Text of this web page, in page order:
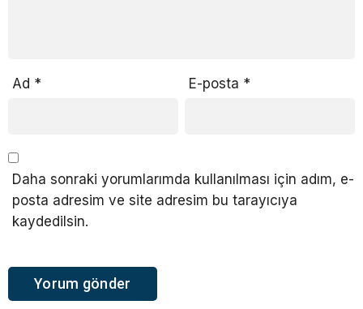
Ad * E-posta *
Daha sonraki yorumlarımda kullanılması için adım, e-
posta adresim ve site adresim bu tarayıcıya
kaydedilsin.